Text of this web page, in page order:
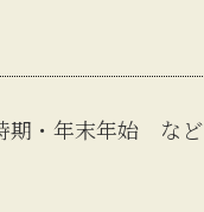
期・年末年始 など